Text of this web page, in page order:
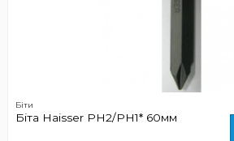
Біти
Біта Haisser PH2/РН1* 60мм